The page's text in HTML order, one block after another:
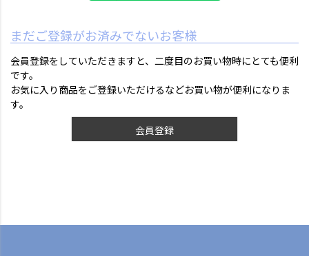
まだご登録がお済みでないお客様
会員登録をしていただきますと、二度目のお買い物時にとても便利
です。
お気に入り商品をご登録いただけるなどお買い物が便利になりま
す。
会員登録